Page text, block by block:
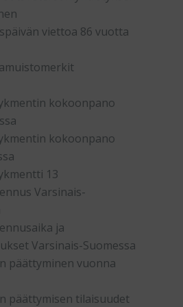
viettoa 86 vuotta
kokoonpano
kokoonpano
13
Varsinais-
ja
Varsinais-Suomessa
päättyminen vuonna
päättymisen tilaisuudet